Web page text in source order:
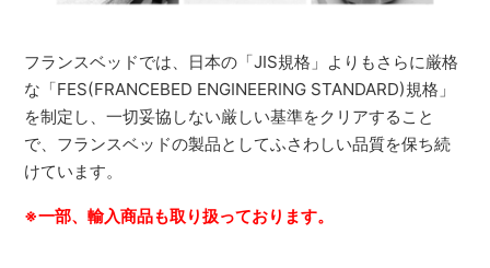
フランスベッドでは、日本の「JIS規格」よりもさらに厳格
な「FES(FRANCEBED ENGINEERING STANDARD)規格」
を制定し、一切妥協しない厳しい基準をクリアすること
で、フランスベッドの製品としてふさわしい品質を保ち続
けています。
※一部、輸入商品も取り扱っております。